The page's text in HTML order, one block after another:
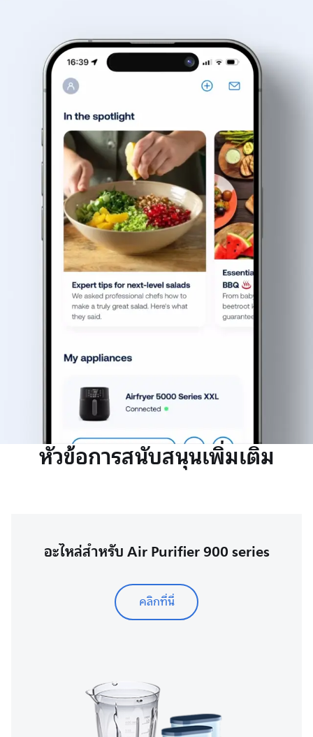
หัวข้อการสนับสนุนเพิ่มเติม
อะไหล่สำหรับ Air Purifier 900 series
คลิกที่นี่